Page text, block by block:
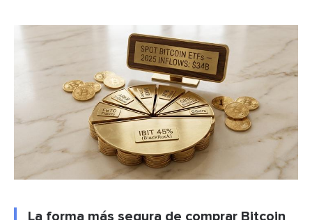
La forma más segura de comprar Bitcoin